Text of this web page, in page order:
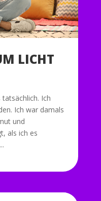
LICHT
Ich
Ich war damals
und
als ich es